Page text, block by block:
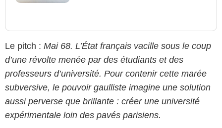
Le pitch : Mai 68. L’État français vacille sous le coup
d’une révolte menée par des étudiants et des
professeurs d’université. Pour contenir cette marée
subversive, le pouvoir gaulliste imagine une solution
aussi perverse que brillante : créer une université
expérimentale loin des pavés parisiens.